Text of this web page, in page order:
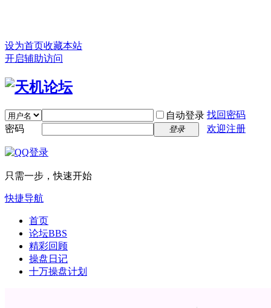
设为首页收藏本站
开启辅助访问
自动登录 找回密码
密码
登录 欢迎注册
只需一步，快速开始
快捷导航
首页
论坛BBS
精彩回顾
操盘日记
十万操盘计划